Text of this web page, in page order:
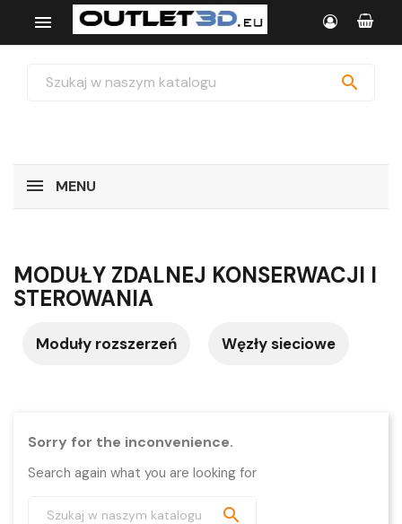


MENU
MODUŁY ZDALNEJ KONSERWACJI I
STEROWANIA
Moduły rozszerzeń Węzły sieciowe
Sorry for the inconvenience.
Search again what you are looking for
